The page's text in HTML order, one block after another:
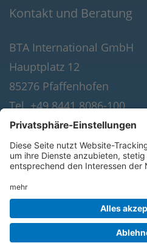
Kontakt und Beratung
BTA International GmbH
Hauptplatz 12
85276 Pfaffenhofen
Tel. +49 8441 8086-100
Fax +49 8441 8086-190
E-Mail:info(at)bta-
© 2026 BTA International
vorbehalten.Datenschutz